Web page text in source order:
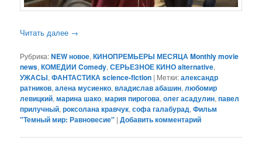
Читать далее →
Рубрика:NEW новое,КИНОПРЕМЬЕРЫ МЕСЯЦА Monthly movie
news,КОМЕДИИ Comedy,СЕРЬЕЗНОЕ КИНО alternative,
УЖАСЫ,ФАНТАСТИКА science-fiction | Метки:александр
ратников,алена мусиенко,владислав абашин,любомир
левицкий,марина шако,мария пирогова,олег асадулин,павел
прилучный,роксолана кравчук,софа галабурад,Фильм
"Темный мир: Равновесие" |Добавить комментарий